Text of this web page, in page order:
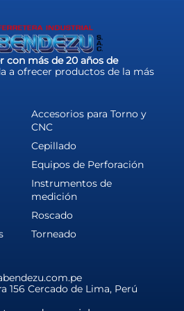
con más de 20 años de
a ofrecer productos de la más
Accesorios para Torno y
CNC
Cepillado
Equipos de Perforación
Instrumentos de
medición
Roscado
Torneado
156 Cercado de Lima, Perú